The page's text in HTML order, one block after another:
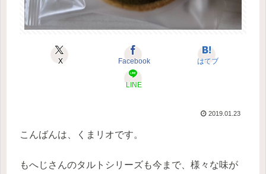
X Facebook はてブ
LINE
2019.01.23
こんばんは、くまリオです。
もへじさんのタルトシリーズも今まで、様々な味が